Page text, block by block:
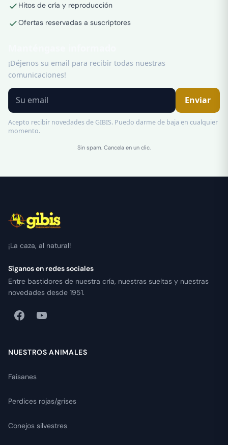
Hitos de cría y reproducción
Ofertas reservadas a suscriptores
¡Déjenos su email para recibir todas nuestras
comunicaciones!
Enviar
Acepto recibir novedades de GIBIS. Puedo darme de baja en cualquier
momento.
Sin spam. Cancela en un clic.
¡La caza, al natural!
Síganos en redes sociales
Entre bastidores de nuestra cría, nuestras sueltas y nuestras
novedades desde 1951.
NUESTROS ANIMALES
Faisanes
Perdices rojas/grises
Conejos silvestres